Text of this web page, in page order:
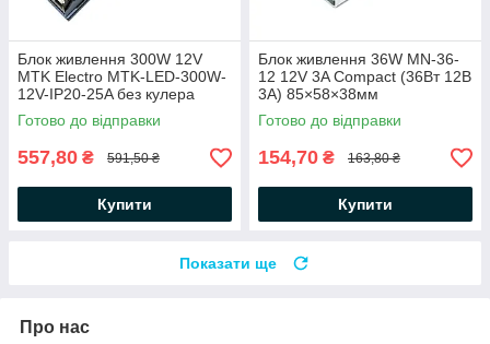
Блок живлення 300W 12V
MTK Electro MTK-LED-300W-
12V-IP20-25A без кулера
206х50х23мм (300Вт 12В
25А) для світлодіодної LED
Готово до відправки
557,80 ₴ 591,50 ₴
Купити
Блок живлення 36W MN-36-
12 12V 3A Compact (36Вт 12В
3А) 85×58×38мм
світлодіодної LED стрічки,
модулів, лінійок
Готово до відправки
154,70 ₴ 163,80 ₴
Купити
Показати ще
Про нас